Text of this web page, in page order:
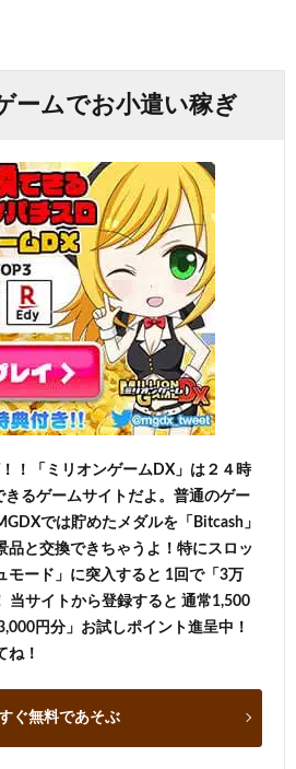
ームでお小遣い稼ぎ
！「ミリオンゲームDX」は２４時
きるゲームサイトだよ。普通のゲー
では貯めたメダルを「Bitcash」
品と交換できちゃうよ！特にスロッ
モード」に突入すると 1回で「3万
当サイトから登録すると 通常1,500
円分」お試しポイント進呈中！
ね！
ぐ無料であそぶ